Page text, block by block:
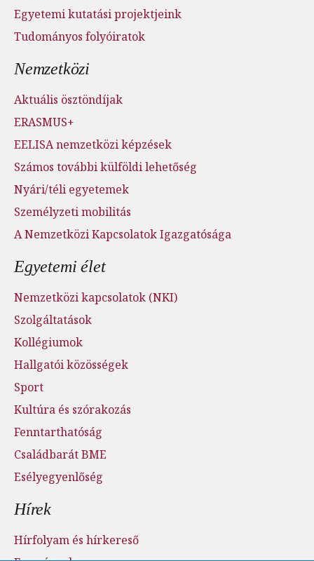
Egyetemi kutatási projektjeink
Tudományos folyóiratok
Nemzetközi
Aktuális ösztöndíjak
ERASMUS+
EELISA nemzetközi képzések
Számos további külföldi lehetőség
Nyári/téli egyetemek
Személyzeti mobilitás
A Nemzetközi Kapcsolatok Igazgatósága
Egyetemi élet
Nemzetközi kapcsolatok (NKI)
Szolgáltatások
Kollégiumok
Hallgatói közösségek
Sport
Kultúra és szórakozás
Fenntarthatóság
Családbarát BME
Esélyegyenlőség
Hírek
Hírfolyam és hírkereső